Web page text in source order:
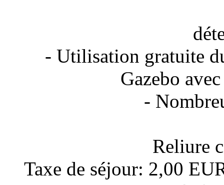
- Utilisation gratuite
Gazebo
-
Reliure
Taxe de séjour: 2,00